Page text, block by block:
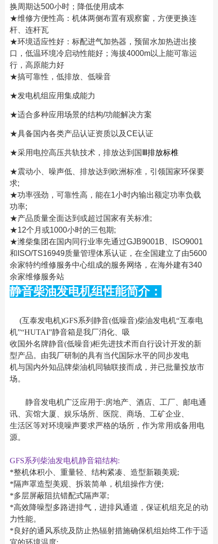
换周期达500小时；降低使用成本
★维修方便性高：机体两侧布置有观察窗，方便更换连
杆、连杆瓦
★环境适应性好：标配进气加热器，预留水加热进出接
口，低温环境冷启动性能好；海拔4000m以上能可靠运
行，高原能力好
★搞可靠性，低排放、低噪音
★发电机组应用集成能力
★适合多种应用场景的结构/功能解决方案
★具备国内各类产品认证资质以及CE认证
★采用电控高压共轨技术，排放达到国 Ⅲ排放标椎
★震动小、噪声低、排放达到欧洲标准，引领国家环保要
求;
★功率强劲，可靠性高，能在1小时内输出额定功率负载
功率;
★产品质量全面达到或超过国家有关标准;
★12个月或1000小时的三包期;
★潍柴集团在国内同行业率先通过GJB9001B、ISO9001
和ISO/TS16949质量管理体系认证，在全国建立了由5600
余家特约维修服务中心组成的服务网络，在海外建有340
余家维修服务站
静音柴油发电机组性能简介：
(互泰发电机)GFS系列静音(低噪音)柴油发电机“互泰电
机”“HUTAI”静音箱是我厂消化、吸
收国外名牌静音(低噪音)柜先进技术而自行设计开发的新
型产品。由我厂研制的具有当代国际水平的同步发电
机与国内外知品牌柴油机同轴联接而成，并已批量投放市
场。
静音发电机广泛应用于:房地产、酒店、工厂、邮电通
讯、宾馆大厦、娱乐场所、医院、商场、工矿企业、
生活区等对环境噪声要求严格的场所，作为常用或备用电
源。
GFS系列柴油发电机静音箱结构:
*整机体积小、重量轻、结构紧凑、造型新颖美观;
*隔声罩造型美观、拆装简单，机组操作方便;
*多层屏蔽阻抗错配式隔声罩;
*高效降噪型多路进排气，进排风通道，保证机组充足的动
力性能。
*良好的通风系统及防止热辐射措施确保机组始终工作于适
宜的环境温度;